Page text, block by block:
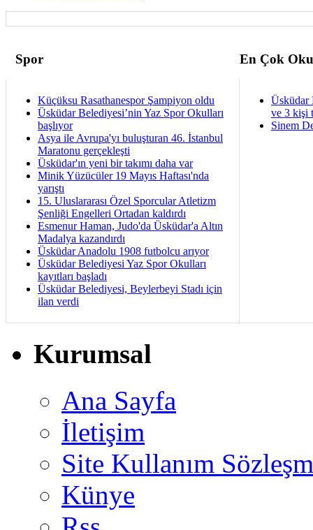
Spor En Çok
Küçüksu Rasathanespor Şampiyon oldu
Üsküdar Belediyesi’nin Yaz Spor Okulları
başlıyor
Asya ile Avrupa'yı buluşturan 46. İstanbul
Maratonu gerçekleşti
Üsküdar'ın yeni bir takımı daha var
Minik Yüzücüler 19 Mayıs Haftası'nda
yarıştı
15. Uluslararası Özel Sporcular Atletizm
Şenliği Engelleri Ortadan kaldırdı
Esmenur Haman, Judo'da Üsküdar'a Altın
Madalya kazandırdı
Üsküdar Anadolu 1908 futbolcu arıyor
Üsküdar Belediyesi Yaz Spor Okulları
kayıtları başladı
Üsküdar Belediyesi, Beylerbeyi Stadı için
ilan verdi
Üsküdar
ve 3 kişi
Sinem
Kurumsal
Ana Sayfa
İletişim
Site Kullanım
Künye